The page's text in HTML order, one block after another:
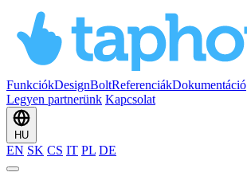
FunkciókDesignBoltReferenciákDokumentáció
Legyen partnerünk Kapcsolat
HU
EN SK CS IT PL DE